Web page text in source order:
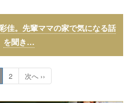
佳。先輩ママの家で気になる話
を聞き…
2 次へ ››